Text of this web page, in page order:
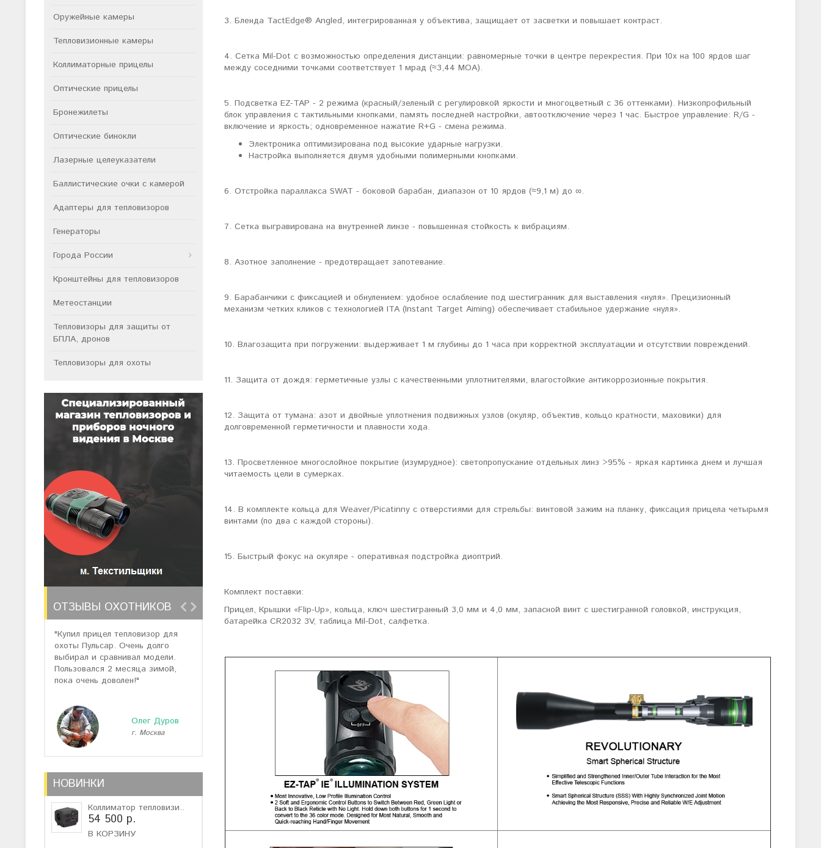
Оружейные камеры
Тепловизионные камеры
Коллиматорные прицелы
Оптические прицелы
Бронежилеты
Оптические бинокли
Лазерные целеуказатели
Баллистические очки с камерой
Адаптеры для тепловизоров
Генераторы
Города России
Кронштейны для тепловизоров
Метеостанции
Тепловизоры для защиты от
БПЛА, дронов
Тепловизоры для охоты
ОТЗЫВЫ ОХОТНИКОВ
"Купил прицел тепловизор для
охоты Пульсар. Очень долго
выбирал и сравнивал модели.
Пользовался 2 месяца зимой,
пока очень доволен!"
Олег Дуров
г. Москва
помогли подобрать отличную и
не дорогую модель. Взял
ночью. Спасибо Семену за
грамотную консультацию. Очень
доволен своим прицелом
Евгений Стародуб
г. Екатеринбург
НОВИНКИ
Коллиматор тепловизи..
54 500 р.
В КОРЗИНУ
3. Бленда TactEdge® Angled, интегрированная у объектива, защищает от засветки и повышает контраст.
4. Сетка Mil-Dot с возможностью определения дистанции: равномерные точки в центре перекрестия. При 10х на 100 ярдов шаг
между соседними точками соответствует 1 мрад (≈3,44 МОА).
5. Подсветка EZ-TAP - 2 режима (красный/зеленый с регулировкой яркости и многоцветный с 36 оттенками). Низкопрофильный
блок управления с тактильными кнопками, память последней настройки, автоотключение через 1 час. Быстрое управление: R/G -
включение и яркость; одновременное нажатие R+G - смена режима.
Электроника оптимизирована под высокие ударные нагрузки.
Настройка выполняется двумя удобными полимерными кнопками.
6. Отстройка параллакса SWAT - боковой барабан, диапазон от 10 ярдов (≈9,1 м) до ∞.
7. Сетка выгравирована на внутренней линзе - повышенная стойкость к вибрациям.
8. Азотное заполнение - предотвращает запотевание.
9. Барабанчики с фиксацией и обнулением: удобное ослабление под шестигранник для выставления «нуля». Прецизионный
механизм четких кликов с технологией ITA (Instant Target Aiming) обеспечивает стабильное удержание «нуля».
10. Влагозащита при погружении: выдерживает 1 м глубины до 1 часа при корректной эксплуатации и отсутствии повреждений.
11. Защита от дождя: герметичные узлы с качественными уплотнителями, влагостойкие антикоррозионные покрытия.
12. Защита от тумана: азот и двойные уплотнения подвижных узлов (окуляр, объектив, кольцо кратности, маховики) для
долговременной герметичности и плавности хода.
13. Просветленное многослойное покрытие (изумрудное): светопропускание отдельных линз >95% - яркая картинка днем и лучшая
читаемость цели в сумерках.
14. В комплекте кольца для Weaver/Picatinny с отверстиями для стрельбы: винтовой зажим на планку, фиксация прицела четырьмя
винтами (по два с каждой стороны).
15. Быстрый фокус на окуляре - оперативная подстройка диоптрий.
Комплект поставки:
Прицел, Крышки «Flip-Up», кольца, ключ шестигранный 3,0 мм и 4,0 мм, запасной винт с шестигранной головкой, инструкция,
батарейка CR2032 3V, таблица Mil-Dot, салфетка.